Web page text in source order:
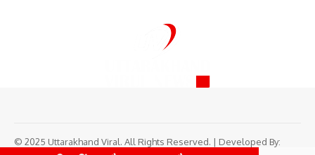
© 2025 Uttarakhand Viral. All Rights Reserved. | Developed By: